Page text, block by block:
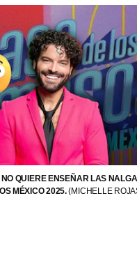
QUIERE ENSEÑAR LAS
MÉXICO 2025.(MICHELLE